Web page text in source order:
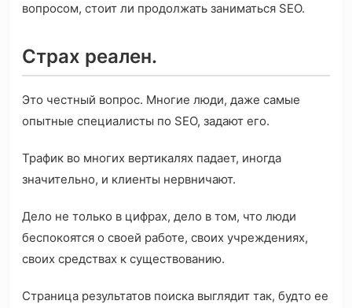
вопросом, стоит ли продолжать заниматься SEO.
Страх реален.
Это честный вопрос. Многие люди, даже самые
опытные специалисты по SEO, задают его.
Трафик во многих вертикалях падает, иногда
значительно, и клиенты нервничают.
Дело не только в цифрах, дело в том, что люди
беспокоятся о своей работе, своих учреждениях,
своих средствах к существованию.
Страница результатов поиска выглядит так, будто ее